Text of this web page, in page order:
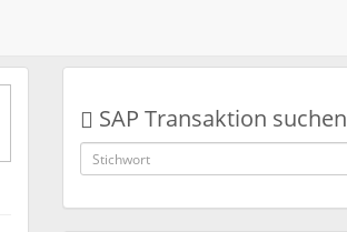
SAP Transaktion suchen